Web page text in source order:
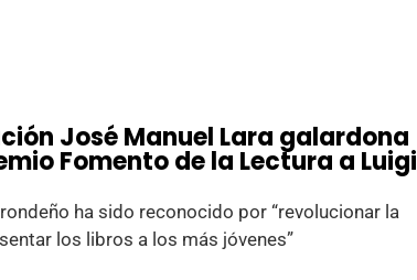
José Manuel Lara galardona
Fomento de la Lectura a Luigi
ha sido reconocido por “revolucionar la
los libros a los más jóvenes”